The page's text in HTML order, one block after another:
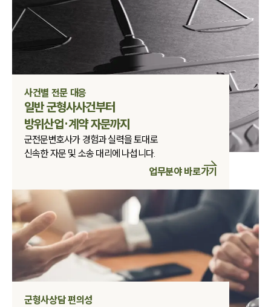
사건별 전문 대응
일반 군형사사건부터
방위산업·계약 자문까지
군전문변호사가 경험과 실력을 토대로
신속한 자문 및 소송 대리에 나섭니다.
업무분야 바로가기
군형사상담 편의성